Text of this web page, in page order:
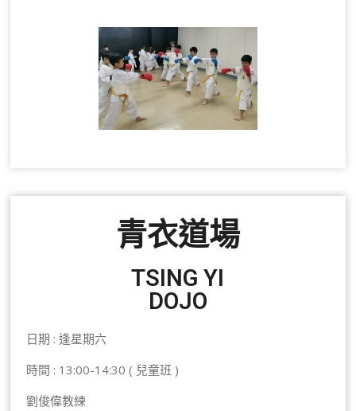
青衣道場
TSING YI
DOJO
日期 : 逢星期六
時間 : 13:00-14:30 ( 兒童班 )
劉俊偉教練